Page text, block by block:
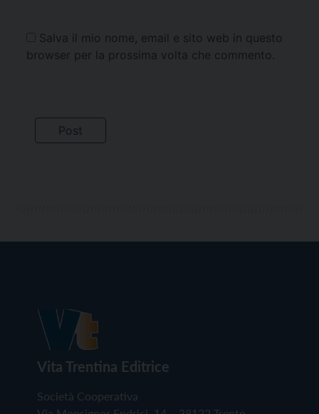
Salva il mio nome, email e sito web in questo
browser per la prossima volta che commento.
Vita Trentina Editrice
Società Cooperativa